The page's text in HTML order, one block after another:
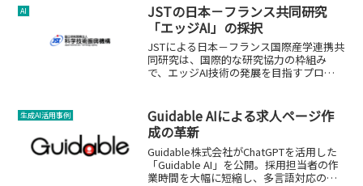
AI
JSTの日本－フランス共同研究
「エッジAI」の採択
JSTによる日本－フランス国際産学連携共
同研究は、国際的な研究協力の枠組み
で、エッジAI技術の発展を目指すプロジ
生成AI活用事例
Guidable AIによる求人ページ作
成の革新
Guidable株式会社がChatGPTを活用した
「Guidable AI」を公開。採用担当者の作
業時間を大幅に短縮し、多言語対応の求